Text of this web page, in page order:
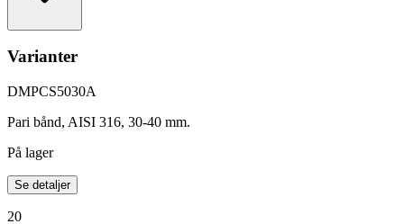
Varianter
DMPCS5030A
Pari bånd, AISI 316, 30-40 mm.
På lager
Se detaljer
20